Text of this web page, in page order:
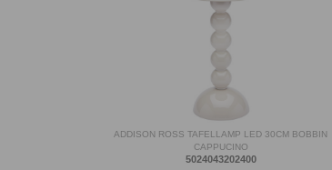
ADDISON ROSS TAFELLAMP LED 30CM BOBBIN
CAPPUCINO
5024043202400